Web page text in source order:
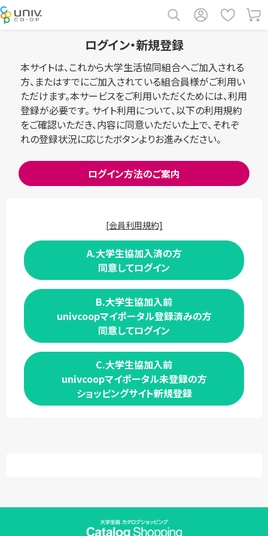
ログイン・新規登録
本サイトは、これから大学生活協同組合へご加入される
方、またはすでにご加入されている組合員様がご利用い
ただけます。本サービスをご利用いただくためには、利用
登録が必要です。 サイト利用について、以下の利用規約
をご確認いただき、内容に同意いただいた上で、それぞ
れの登録状況に応じたボタンよりお進みください。
ログイン方法のご案内
[会員利用規約]
A.大学生協加入済の方
同意してログイン
B.大学生協加入前
univcoopマイポータル登録済みの方
同意してログイン
C.大学生協加入前
univcoopマイポータル未登録の方
ショッピングサイト新規登録